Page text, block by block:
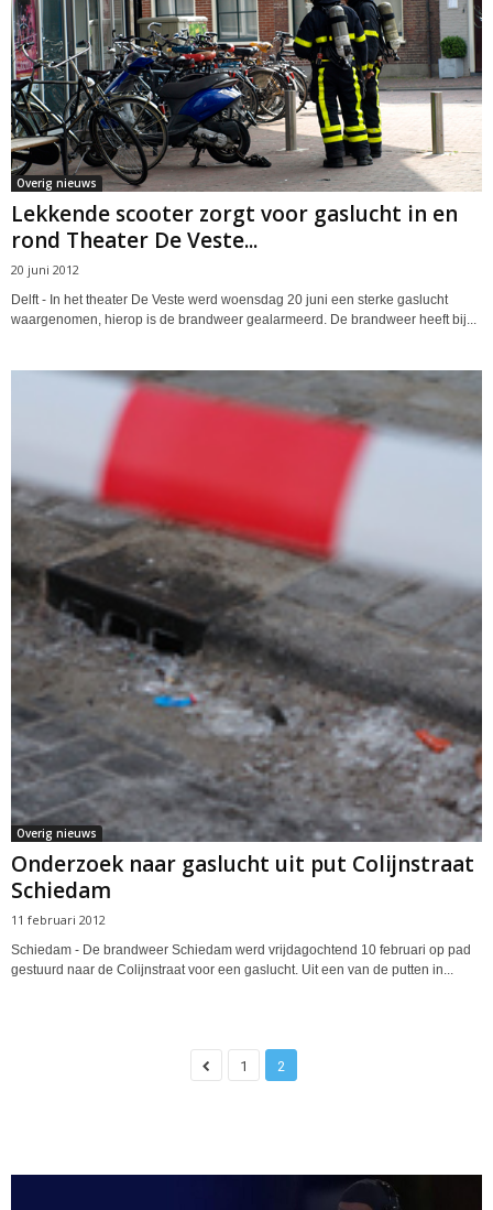
Overig nieuws
Lekkende scooter zorgt voor gaslucht in en
rond Theater De Veste...
20 juni 2012
Delft - In het theater De Veste werd woensdag 20 juni een sterke gaslucht
waargenomen, hierop is de brandweer gealarmeerd. De brandweer heeft bij...
Overig nieuws
Onderzoek naar gaslucht uit put Colijnstraat
Schiedam
11 februari 2012
Schiedam - De brandweer Schiedam werd vrijdagochtend 10 februari op pad
gestuurd naar de Colijnstraat voor een gaslucht. Uit een van de putten in...
1 2